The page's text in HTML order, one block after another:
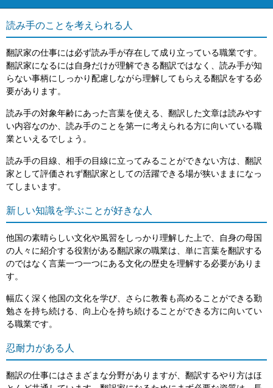
読み手のことを考えられる人
翻訳家の仕事には必ず読み手が存在して成り立っている職業です。
翻訳家になるには自身だけが理解できる翻訳ではなく、読み手が知
らない事柄にしっかり配慮しながら理解してもらえる翻訳をする必
要があります。
読み手の対象年齢にあった言葉を使える、翻訳した文章は読みやす
い内容なのか、読み手のことを第一に考えられる方に向いている職
業といえるでしょう。
読み手の目線、相手の目線に立ってみることができない方は、翻訳
家として評価されず翻訳家としての活躍できる場が狭いままになっ
てしまいます。
新しい知識を学ぶことが好きな人
他国の素晴らしい文化や風習をしっかり理解した上で、自身の母国
の人々に紹介する役割がある翻訳家の職業は、単に言葉を翻訳する
のではなく言葉一つ一つにある文化の歴史を理解する必要がありま
す。
幅広く深く他国の文化を学び、さらに教養も高めることができる勤
勉さを持ち続ける、向上心を持ち続けることができる方に向いてい
る職業です。
忍耐力がある人
翻訳の仕事にはさまざまな分野がありますが、翻訳するやり方はほ